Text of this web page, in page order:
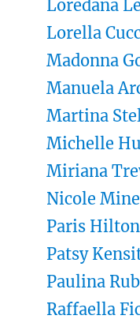
Loredana
Lorella
Madonna
Manuela
Martina
Michelle
Miriana
Nicole
Paris Hilton
Patsy
Paulina
Raffaella